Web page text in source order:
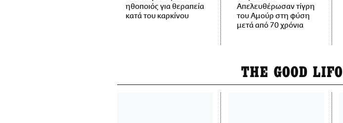
ηθοποιός για θεραπεία
κατά του καρκίνου
Απελευθέρωσαν τίγρη
του Αμούρ στη φύση
μετά από 70 χρόνια
THE GOOD LIFO